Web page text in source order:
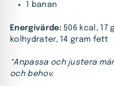
1 banan
Energivärde: 506 kcal, 17
kolhydrater, 14 gram fett
*Anpassa och justera
och behov.